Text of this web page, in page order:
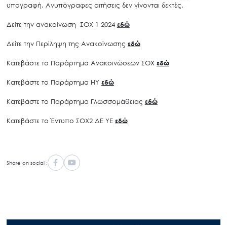
υπογραφή. Ανυπόγραφες αιτήσεις δεν γίνονται δεκτές.
Δείτε την ανακοίνωση ΣΟΧ 1 2024 εδώ
Δείτε την Περίληψη της Ανακοίνωσης εδώ
Κατεβάστε το Παράρτημα Ανακοινώσεων ΣΟΧ εδώ
Κατεβάστε το Παράρτημα ΗΥ εδώ
Κατεβάστε το Παράρτημα Γλωσσομάθειας εδώ
Κατεβάστε το Έντυπο ΣΟΧ2 ΔΕ ΥΕ εδώ
Share on social :